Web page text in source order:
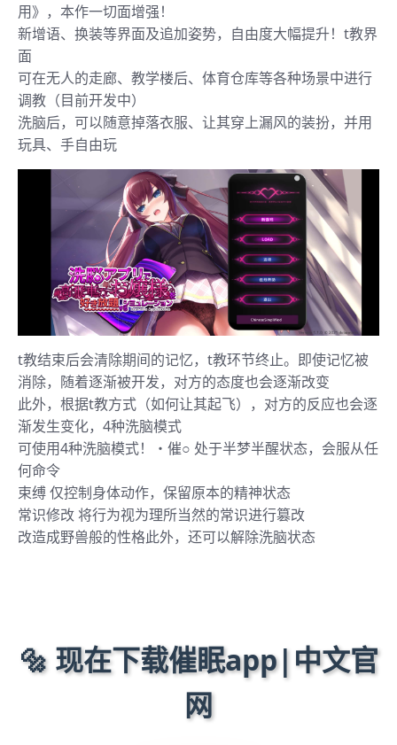
用》，本作一切面增强！
新增语、换装等界面及追加姿势，自由度大幅提升！t教界
面
可在无人的走廊、教学楼后、体育仓库等各种场景中进行
调教（目前开发中）
洗脑后，可以随意掉落衣服、让其穿上漏风的装扮，并用
玩具、手自由玩
t教结束后会清除期间的记忆，t教环节终止。即使记忆被
消除，随着逐渐被开发，对方的态度也会逐渐改变
此外，根据t教方式（如何让其起飞），对方的反应也会逐
渐发生变化，4种洗脑模式
可使用4种洗脑模式！・催○ 处于半梦半醒状态，会服从任
何命令
束缚 仅控制身体动作，保留原本的精神状态
常识修改 将行为视为理所当然的常识进行篡改
改造成野兽般的性格此外，还可以解除洗脑状态
🔩 现在下载催眠app|中文官
网